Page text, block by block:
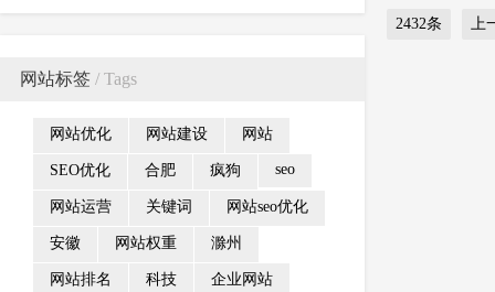
网站标签 / Tags
网站优化 网站建设 网站
SEO优化 合肥 疯狗 seo
网站运营 关键词 网站seo优化
安徽 网站权重 滁州
网站排名 科技 企业网站
2432条 上